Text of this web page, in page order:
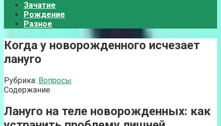
Зачатие
Рождение
Разное
Когда у новорожденного исчезает
лануго
Рубрика: Вопросы
Содержание
Лануго на теле новорожденных: как